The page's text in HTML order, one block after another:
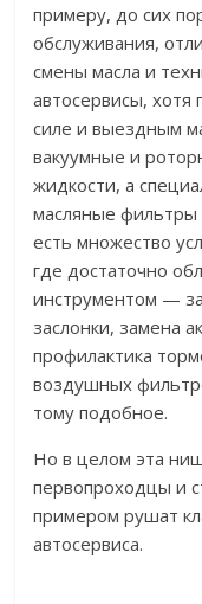
примеру, до сих
обслуживания,
смены масла и
автосервисы, хотя
силе и выездным
вакуумные и
жидкости, а
масляные
есть множество
где достаточно
инструментом —
заслонки, замена
профилактика
воздушных
тому подобное.
Но в целом эта
первопроходцы и
примером рушат
автосервиса.